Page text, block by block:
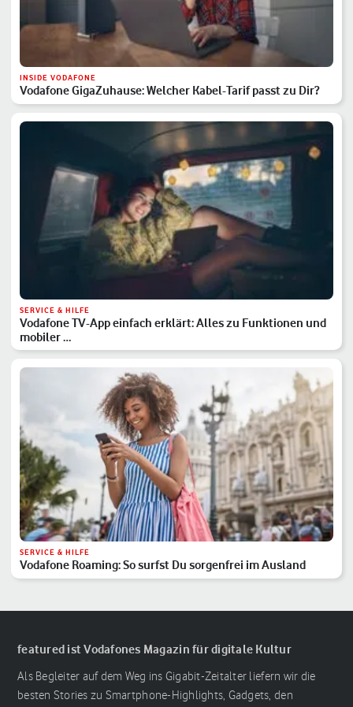
INSIDE VODAFONE
Vodafone GigaZuhause: Welcher Kabel-Tarif passt zu Dir?
SERVICE & HILFE
Vodafone TV-App einfach erklärt: Alles zu Funktionen und
mobiler …
SERVICE & HILFE
Vodafone Roaming: So surfst Du sorgenfrei im Ausland
featured ist Vodafones Magazin für digitale Kultur
Als Begleiter auf dem Weg ins Gigabit-Zeitalter liefern wir die
besten Stories zu Smartphone-Highlights, Gadgets, den